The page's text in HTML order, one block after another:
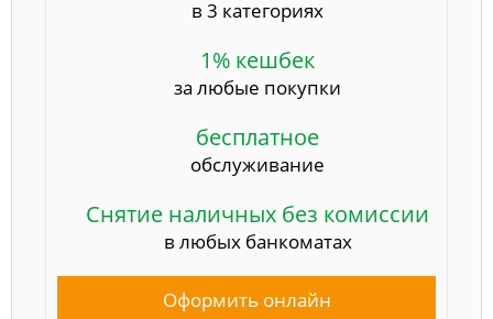
в 3 категориях
1% кешбек
за любые покупки
бесплатное
обслуживание
Снятие наличных без комиссии
в любых банкоматах
Оформить онлайн